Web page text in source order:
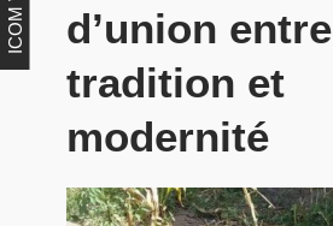
d’union entre
tradition et
modernité